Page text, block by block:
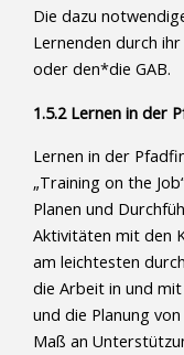
Die dazu
Lernenden durch
oder den*die GAB.
1.5.2 Lernen in der
Lernen in der
„Training on the
Planen und
Aktivitäten mit den
am leichtesten
die Arbeit in und
und die Planung
Maß an